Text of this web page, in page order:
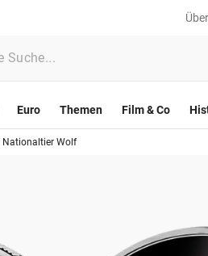
Euro Themen Film & Co
Nationaltier Wolf